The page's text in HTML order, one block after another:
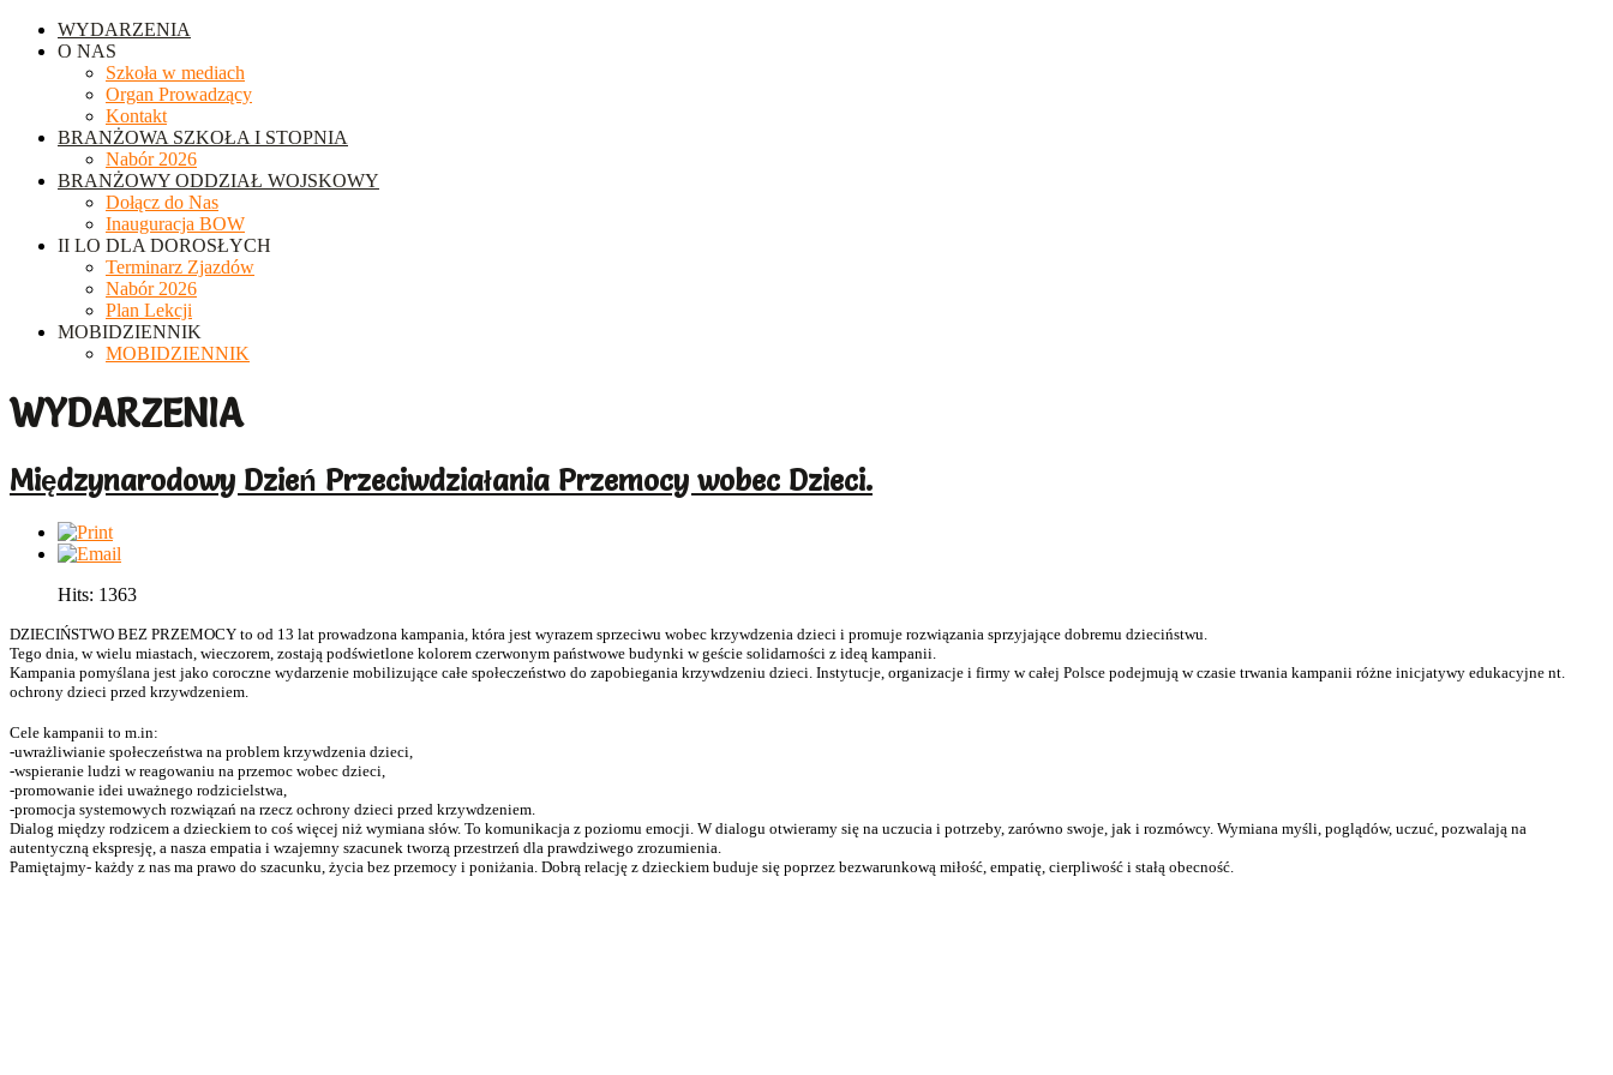
WYDARZENIA
O NAS
Szkoła w mediach
Organ Prowadzący
Kontakt
BRANŻOWA SZKOŁA I STOPNIA
Nabór 2026
BRANŻOWY ODDZIAŁ WOJSKOWY
Dołącz do Nas
Inauguracja BOW
II LO DLA DOROSŁYCH
Terminarz Zjazdów
Nabór 2026
Plan Lekcji
MOBIDZIENNIK
MOBIDZIENNIK
WYDARZENIA
Międzynarodowy Dzień Przeciwdziałania Przemocy wobec Dzieci.
Hits: 1363
DZIECIŃSTWO BEZ PRZEMOCY to od 13 lat prowadzona kampania, która jest wyrazem sprzeciwu wobec krzywdzenia dzieci i promuje rozwiązania sprzyjające dobremu dzieciństwu.
Tego dnia, w wielu miastach, wieczorem, zostają podświetlone kolorem czerwonym państwowe budynki w geście solidarności z ideą kampanii.
Kampania pomyślana jest jako coroczne wydarzenie mobilizujące całe społeczeństwo do zapobiegania krzywdzeniu dzieci. Instytucje, organizacje i firmy w całej Polsce podejmują w czasie trwania kampanii różne inicjatywy edukacyjne nt.
ochrony dzieci przed krzywdzeniem.
Cele kampanii to m.in:
-uwrażliwianie społeczeństwa na problem krzywdzenia dzieci,
-wspieranie ludzi w reagowaniu na przemoc wobec dzieci,
-promowanie idei uważnego rodzicielstwa,
-promocja systemowych rozwiązań na rzecz ochrony dzieci przed krzywdzeniem.
Dialog między rodzicem a dzieckiem to coś więcej niż wymiana słów. To komunikacja z poziomu emocji. W dialogu otwieramy się na uczucia i potrzeby, zarówno swoje, jak i rozmówcy. Wymiana myśli, poglądów, uczuć, pozwalają na
autentyczną ekspresję, a nasza empatia i wzajemny szacunek tworzą przestrzeń dla prawdziwego zrozumienia.
Pamiętajmy- każdy z nas ma prawo do szacunku, życia bez przemocy i poniżania. Dobrą relację z dzieckiem buduje się poprzez bezwarunkową miłość, empatię, cierpliwość i stałą obecność.